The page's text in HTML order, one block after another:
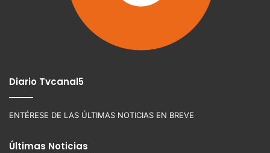
Diario Tvcanal5
ENTÉRESE DE LAS ÚLTIMAS NOTICIAS EN BREVE
Últimas Noticias